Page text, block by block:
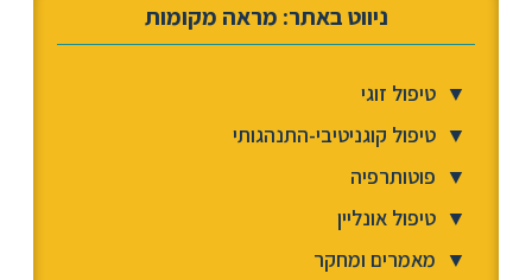
ניווט באתר: מראה מקומות
▼ טיפול זוגי
▼ טיפול קוגניטיבי-התנהגותי
▼ פוטותרפיה
▼ טיפול אונליין
▼ מאמרים ומחקר